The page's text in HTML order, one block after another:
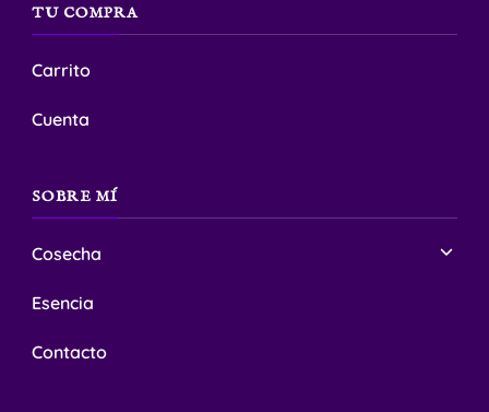
de
TU COMPRA
Carrito
Cuenta
SOBRE MÍ
Cosecha
Esencia
Contacto